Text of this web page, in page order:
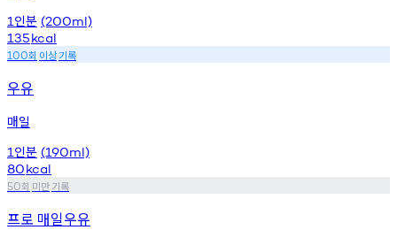
1 인분 (200ml)
135kcal
100회 이상기록
우유
매일
1 인분 (190ml)
80kcal
50회 미만기록
프로 매일우유